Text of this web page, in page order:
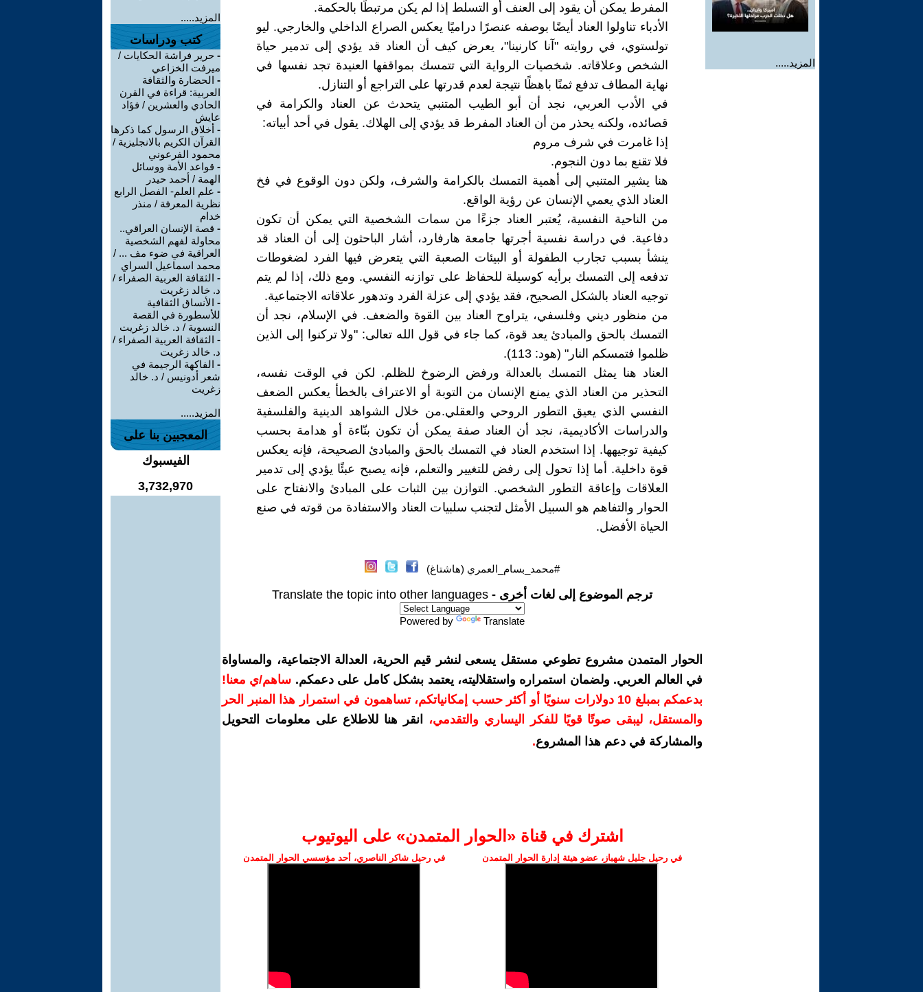
المزيد.....
المفرط يمكن أن يقود إلى العنف أو التسلط إذا لم يكن مرتبطًا بالحكمة.
الأدباء تناولوا العناد أيضًا بوصفه عنصرًا دراميًا يعكس الصراع الداخلي والخارجي. ليو
تولستوي، في روايته "آنا كارنينا"، يعرض كيف أن العناد قد يؤدي إلى تدمير حياة
الشخص وعلاقاته. شخصيات الرواية التي تتمسك بمواقفها العنيدة تجد نفسها في
نهاية المطاف تدفع ثمنًا باهظًا نتيجة لعدم قدرتها على التراجع أو التنازل.
في الأدب العربي، نجد أن أبو الطيب المتنبي يتحدث عن العناد والكرامة في
قصائده، ولكنه يحذر من أن العناد المفرط قد يؤدي إلى الهلاك. يقول في أحد أبياته:
إذا غامرت في شرف مروم
فلا تقنع بما دون النجوم.
هنا يشير المتنبي إلى أهمية التمسك بالكرامة والشرف، ولكن دون الوقوع في فخ
العناد الذي يعمي الإنسان عن رؤية الواقع.
من الناحية النفسية، يُعتبر العناد جزءًا من سمات الشخصية التي يمكن أن تكون
دفاعية. في دراسة نفسية أجرتها جامعة هارفارد، أشار الباحثون إلى أن العناد قد
ينشأ بسبب تجارب الطفولة أو البيئات الصعبة التي يتعرض فيها الفرد لضغوطات
تدفعه إلى التمسك برأيه كوسيلة للحفاظ على توازنه النفسي. ومع ذلك، إذا لم يتم
توجيه العناد بالشكل الصحيح، فقد يؤدي إلى عزلة الفرد وتدهور علاقاته الاجتماعية.
من منظور ديني وفلسفي، يتراوح العناد بين القوة والضعف. في الإسلام، نجد أن
التمسك بالحق والمبادئ يعد قوة، كما جاء في قول الله تعالى: "ولا تركنوا إلى الذين
ظلموا فتمسكم النار" (هود: 113).
العناد هنا يمثل التمسك بالعدالة ورفض الرضوخ للظلم. لكن في الوقت نفسه،
التحذير من العناد الذي يمنع الإنسان من التوبة أو الاعتراف بالخطأ يعكس الضعف
النفسي الذي يعيق التطور الروحي والعقلي.من خلال الشواهد الدينية والفلسفية
والدراسات الأكاديمية، نجد أن العناد صفة يمكن أن تكون بنّاءة أو هدامة بحسب
كيفية توجيهها. إذا استخدم العناد في التمسك بالحق والمبادئ الصحيحة، فإنه يعكس
قوة داخلية. أما إذا تحول إلى رفض للتغيير والتعلم، فإنه يصبح عبئًا يؤدي إلى تدمير
العلاقات وإعاقة التطور الشخصي. التوازن بين الثبات على المبادئ والانفتاح على
الحوار والتفاهم هو السبيل الأمثل لتجنب سلبيات العناد والاستفادة من قوته في صنع
الحياة الأفضل.
#محمد_بسام_العمري (هاشتاغ)
ترجم الموضوع إلى لغات أخرى - Translate the topic into other languages
Powered by Translate
الحوار المتمدن مشروع تطوعي مستقل يسعى لنشر قيم الحرية، العدالة الاجتماعية، والمساواة
في العالم العربي. ولضمان استمراره واستقلاليته، يعتمد بشكل كامل على دعمكم. ساهم/ي معنا!
بدعمكم بمبلغ 10 دولارات سنويًا أو أكثر حسب إمكانياتكم، تساهمون في استمرار هذا المنبر الحر
والمستقل، ليبقى صوتًا قويًا للفكر اليساري والتقدمي،
انقر هنا للاطلاع على معلومات التحويل
والمشاركة في دعم هذا المشروع.
اشترك في قناة ‫«الحوار المتمدن» على اليوتيوب
في رحيل جليل شهباز، عضو هيئة إدارة الحوار المتمدن في رحيل شاكر الناصري، أحد مؤسسي الحوار المتمدن
المزيد.....
كتب ودراسات
- حرير فراشة الحكايات /
ميرفت الخزاعي
- الحضارة والثقافة
العربية: قراءة في القرن
الحادي والعشرين / فؤاد
عايش
- أخلاق الرسول كما ذكرها
القرآن الكريم بالانجليزية /
محمود الفرعوني
- قواعد الأمة ووسائل
الهمة / أحمد حيدر
- علم العلم- الفصل الرابع
نظرية المعرفة / منذر
خدام
- قصة الإنسان العراقي..
محاولة لفهم الشخصية
العراقية في ضوء مف ... /
محمد اسماعيل السراي
- الثقافة العربية الصفراء /
د. خالد زغريت
- الأنساق الثقافية
للأسطورة في القصة
النسوية / د. خالد زغريت
- الثقافة العربية الصفراء /
د. خالد زغريت
- الفاكهة الرجيمة في
شعر أدونيس / د. خالد
زغريت
المزيد.....
المعجبين بنا على
الفيسبوك
3,732,970